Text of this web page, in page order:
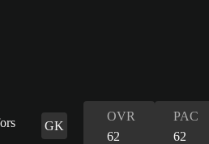
GK
OVR
62
PAC
62